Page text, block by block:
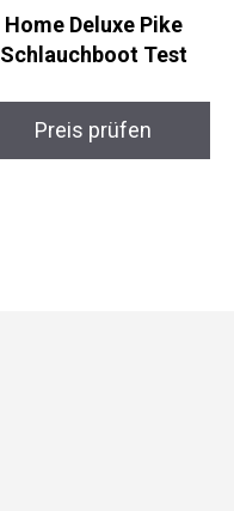
Home Deluxe Pike
Schlauchboot Test
Preis prüfen